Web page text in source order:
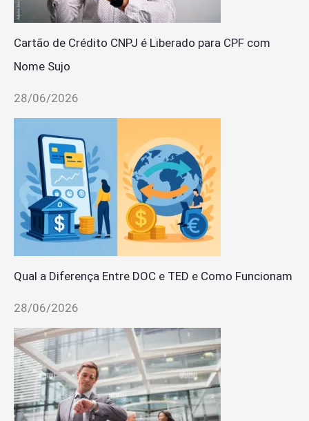
Cartão de Crédito CNPJ é Liberado para CPF com
Nome Sujo
28/06/2026
Qual a Diferença Entre DOC e TED e Como Funcionam
28/06/2026